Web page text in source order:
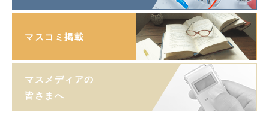
マスコミ掲載
マスメディアの
皆さまへ